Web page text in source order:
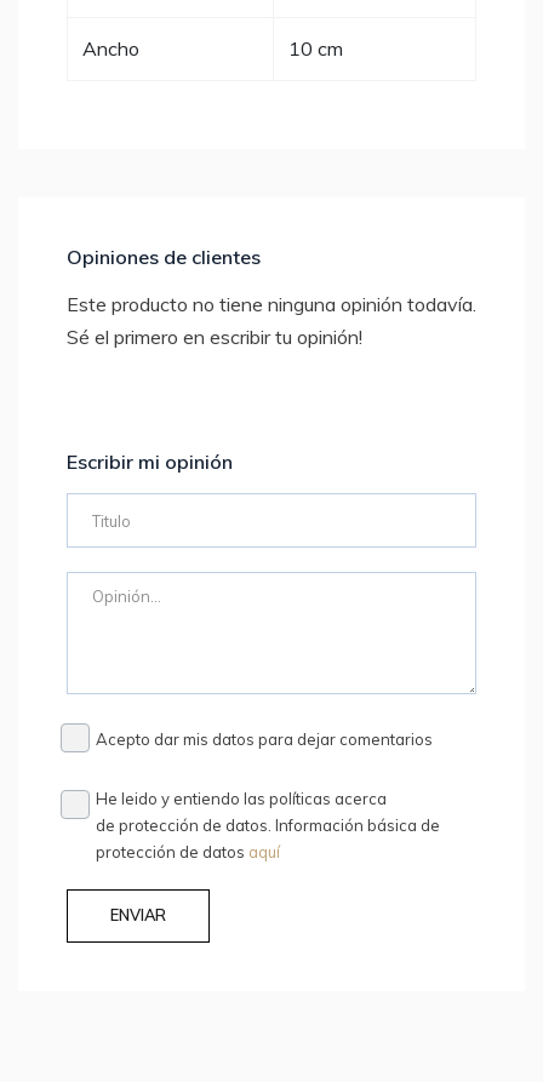
Ancho 10 cm
Opiniones de clientes
Este producto no tiene ninguna opinión todavía.
Sé el primero en escribir tu opinión!
Escribir mi opinión
Acepto dar mis datos para dejar comentarios
He leido y entiendo las políticas acerca
de protección de datos. Información básica de
protección de datos aquí
ENVIAR